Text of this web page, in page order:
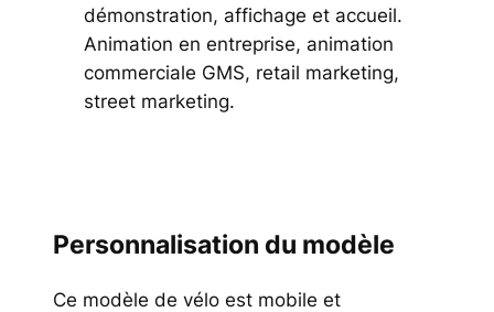
démonstration, affichage et accueil.
Animation en entreprise, animation
commerciale GMS, retail marketing,
street marketing.
Personnalisation du modèle
Ce modèle de vélo est mobile et